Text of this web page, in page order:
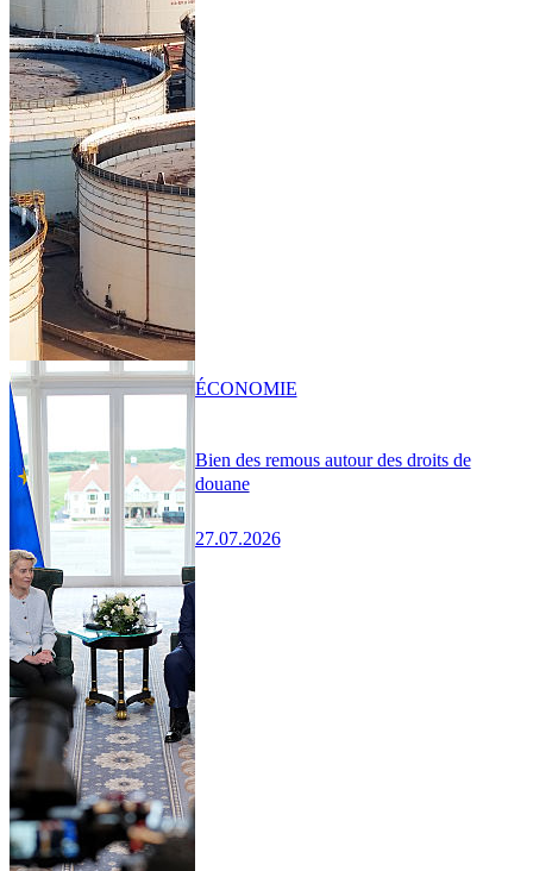
Bien des remous autour des droits de
douane
27.07.2026
ÉCONOMIE